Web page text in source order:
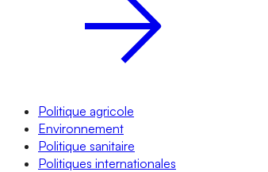
Politique agricole
Environnement
Politique sanitaire
Politiques internationales